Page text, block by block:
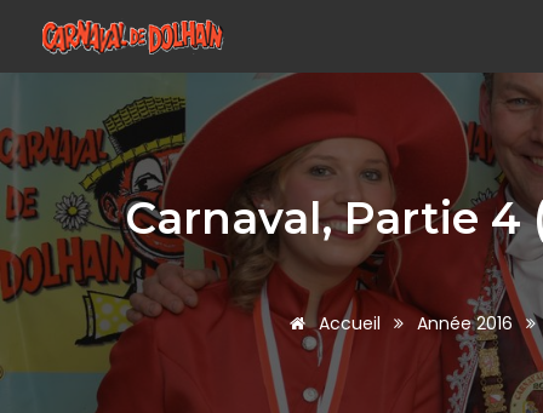
Carnaval, Partie
Accueil Année 2016